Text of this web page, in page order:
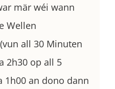
mär wéi wann
Wellen
all 30 Minuten
2h30 op all 5
1h00 an dono dann